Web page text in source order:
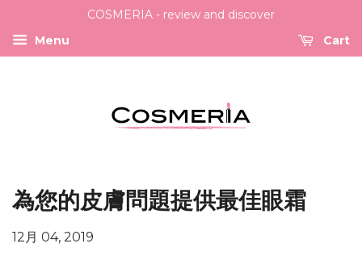
COSMERIA - review and discover
Menu
Cart
為您的皮膚問題提供最佳眼霜
12月 04, 2019